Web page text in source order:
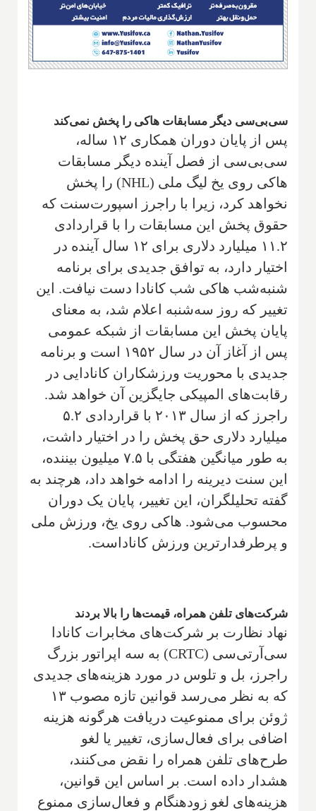
سی‌بی‌سی دیگر مسابقات هاکی را پخش نمی‌کند
پس از پایان دوران همکاری ۱۲ ساله،
سی‌بی‌سی از فصل آینده دیگر مسابقات
هاکی روی یخ لیگ ملی (NHL) را پخش
نخواهد کرد، زیرا با راجرز اسپورت‌سنت که
حقوق پخش این مسابقات را با قراردادی
۱۱.۲ میلیارد دلاری برای ۱۲ سال آینده در
اختیار دارد، به توافق جدیدی برای برنامه
شنبه‌شب هاکی شب کانادا دست نیافت. این
تغییر که روز سه‌شنبه اعلام شد، به معنای
پایان پخش این مسابقات از شبکه عمومی
پس از آغاز آن در سال ۱۹۵۲ است و برنامه
جدیدی با محوریت ورزشکاران کانادایی در
رقابت‌های المپیکی جایگزین آن خواهد شد.
راجرز که از سال ۲۰۱۳ با قراردادی ۵.۲
میلیارد دلاری حق پخش را در اختیار داشت،
به طور میانگین هفتگی با ۷.۵ میلیون بیننده،
این سنت دیرینه را ادامه خواهد داد، هرچند به
گفته تحلیلگران، این تغییر، پایان یک دوران
محسوب می‌شود. هاکی روی یخ، ورزش ملی
و پرطرفدارترین ورزش کاناداست.
شرکت‌های تلفن همراه، قیمت‌ها را بالا بردند
نهاد نظارت بر شرکت‌های مخابرات کانادا
سی‌آرتی‌سی (CRTC) به سه اپراتور بزرگ
راجرز، بل و تلوس در مورد هزینه‌های جدیدی
که به نظر می‌رسد قوانین تازه مصوب ۱۳
ژوئن برای ممنوعیت دریافت هرگونه هزینه
اضافی برای فعال‌سازی، تغییر یا لغو
طرح‌های تلفن همراه را نقض می‌کنند،
هشدار داده است. بر اساس این قوانین،
هزینه‌های لغو زودهنگام و فعال‌سازی ممنوع